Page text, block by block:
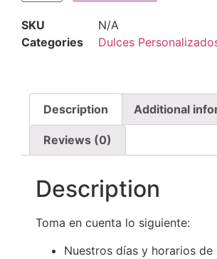
SKU
N/A
Categories
Dulces
Description Additional
Reviews (0)
Description
Toma en cuenta lo siguiente:
Nuestros días y horarios de